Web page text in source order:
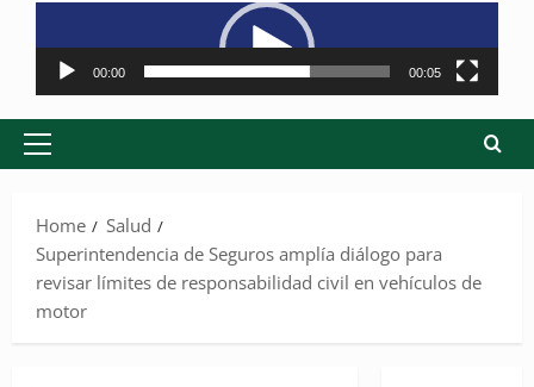
Reproductor
de
vídeo
00:00 00:05
Primary
Home
Salud
Superintendencia de Seguros amplía diálogo para
revisar límites de responsabilidad civil en vehículos de
motor